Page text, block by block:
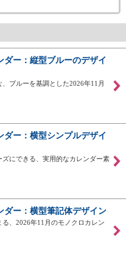
ダー：縦型ブルーのデザイ
ブルーを基調とした2026年11月
ダー：横型シンプルデザイ
にできる、実用的なカレンダー素
ダー：横型筆記体デザイン
、2026年11月のモノクロカレン